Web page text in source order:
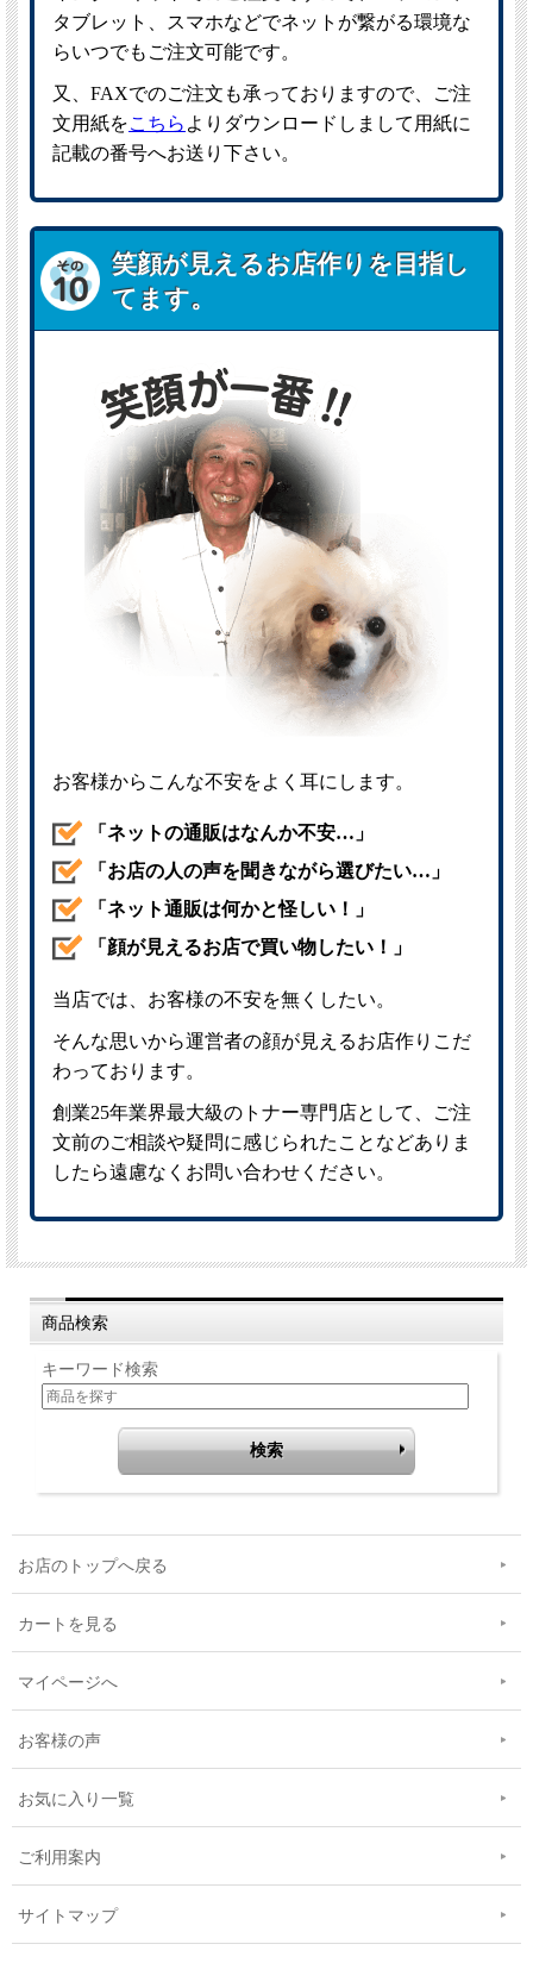
商品検索
キーワード検索
お店のトップへ戻る
カートを見る
マイページへ
お客様の声
お気に入り一覧
ご利用案内
サイトマップ